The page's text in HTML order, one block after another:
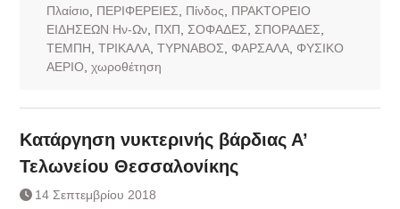
Πλαίσιο
ΠΕΡΙΦΕΡΕΙΕΣ Πίνδος
ΠΡΑΚΤΟΡΕΙΟ
ΕΙΔΗΣΕΩΝ Ην-Ων, ΠΧΠ ΣΟΦΑΔΕΣ ΣΠΟΡΑΔΕΣ
ΤΕΜΠΗ ΤΡΙΚΑΛΑ, ΤΥΡΝΑΒΟΣ ΦΑΡΣΑΛΑ, ΦΥΣΙΚΟ
ΑΕΡΙΟ χωροθέτηση
Κατάργηση νυκτερινής βάρδιας Α’
Τελωνείου Θεσσαλονίκης
14 Σεπτεμβρίου 2018